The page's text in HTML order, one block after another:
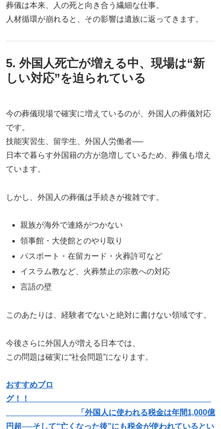
葬儀は本来、人の死と向き合う繊細な仕事。
人材循環が崩れると、その影響は遺族に返ってきます。
5. 外国人死亡が増える中、現場は“新
しい対応”を迫られている
今の葬儀現場で確実に増えているのが、外国人の葬儀対応
です。
技能実習生、留学生、外国人労働者──
日本で暮らす外国籍の方が急増しているため、葬儀も増え
ています。
しかし、外国人の葬儀は手続きが複雑です。
親族が海外で連絡がつかない
領事館・大使館とのやり取り
パスポート・在留カード・火葬許可など
イスラム教など、火葬禁止の宗教への対応
言語の壁
このあたりは、経験者でないと絶対に書けない領域です。
今後さらに外国人が増える日本では、
この問題は確実に“社会問題”になります。
おすすめブロ
グ！！
「外国人に使われる税金は年間1,000億
円超──そして“亡くなった後”にも税金が使われているとい